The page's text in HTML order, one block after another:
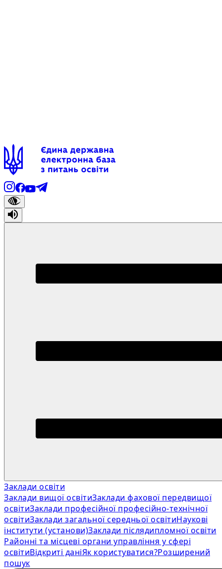
Заклади освіти
Заклади вищої освітиЗаклади фахової передвищої
освітиЗаклади професійної професійно-технічної
освітиЗаклади загальної середньої освітиНаукові
інститути (установи)Заклади післядипломної освіти
Районні та місцеві органи управління у сфері
освітиВідкриті даніЯк користуватися?Розширений
пошук